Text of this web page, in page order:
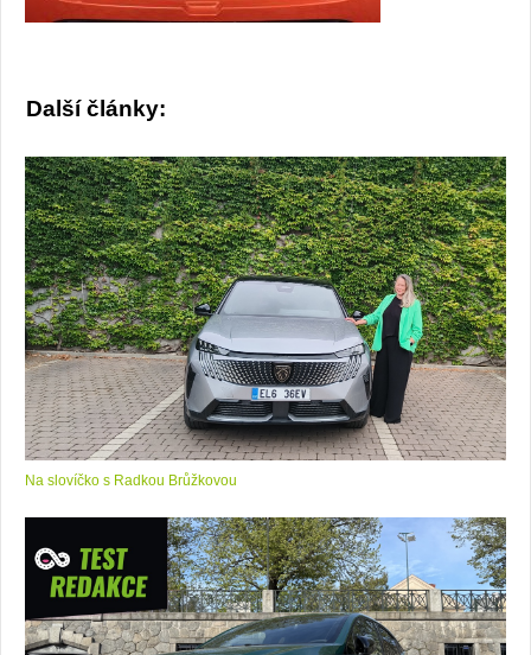
Další články:
Na slovíčko s Radkou Brůžkovou